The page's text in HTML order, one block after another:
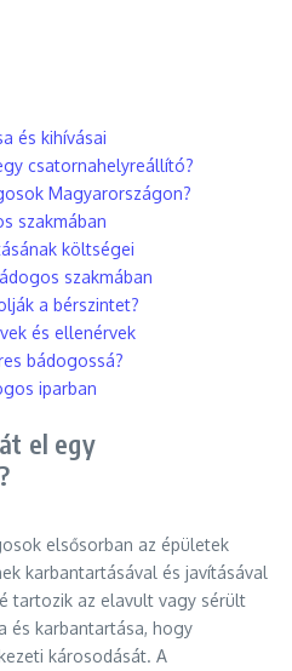
és kihívásai
csatornahelyreállító?
Magyarországon?
szakmában
költségei
szakmában
a bérszintet?
és ellenérvek
bádogossá?
iparban
el egy
elsősorban az épületek
karbantartásával és javításával
tartozik az elavult vagy sérült
és karbantartása, hogy
károsodását. A